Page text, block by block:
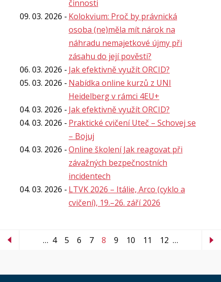
činnosti
09. 03. 2026
Kolokvium: Proč by právnická
osoba (ne)měla mít nárok na
náhradu nemajetkové újmy při
zásahu do její pověsti?
06. 03. 2026
Jak efektivně využít ORCID?
05. 03. 2026
Nabídka online kurzů z UNI
Heidelberg v rámci 4EU+
04. 03. 2026
Jak efektivně využít ORCID?
04. 03. 2026
Praktické cvičení Uteč – Schovej se
– Bojuj
04. 03. 2026
Online školení Jak reagovat při
závažných bezpečnostních
incidentech
04. 03. 2026
LTVK 2026 – Itálie, Arco (cyklo a
cvičení), 19.–26. září 2026
… 4 5 6 7 8 9 10 11 12 …